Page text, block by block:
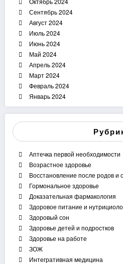
Сентябрь 2024
Август 2024
Июль 2024
Июнь 2024
Май 2024
Апрель 2024
Март 2024
Февраль 2024
Январь 2024
Аптечка первой необходимости
Возрастное здоровье
Восстановление после родов и
Гормональное здоровье
Доказательная фармакология
Здоровое питание и
Здоровый сон
Здоровье детей и подростков
Здоровье на работе
ЗОЖ
Интегративная медицина